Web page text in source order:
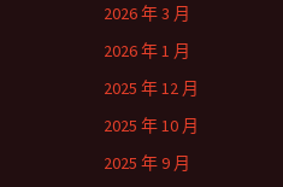
2026 年 3 月
2026 年 1 月
2025 年 12 月
2025 年 10 月
2025 年 9 月